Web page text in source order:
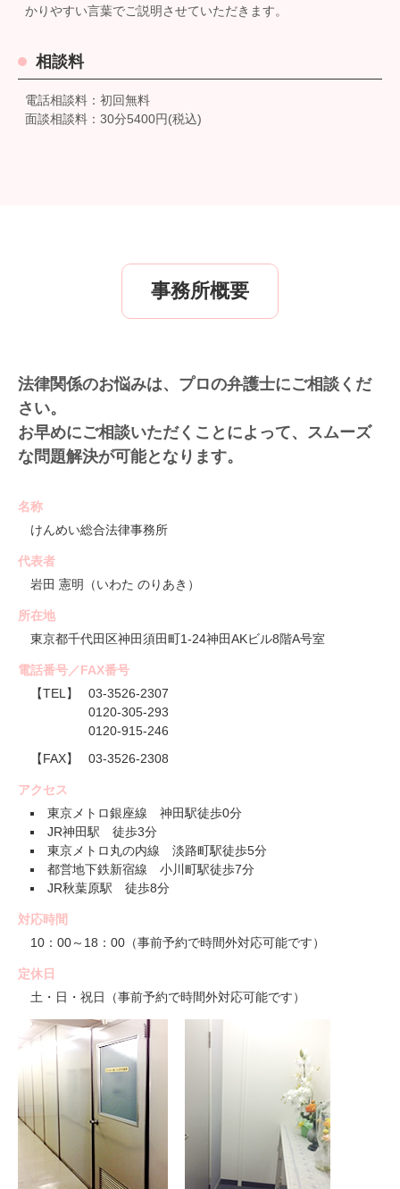
かりやすい言葉でご説明させていただきます。
相談料
電話相談料：初回無料
面談相談料：30分5400円(税込)
事務所概要
法律関係のお悩みは、プロの弁護士にご相談くだ
さい。
お早めにご相談いただくことによって、スムーズ
な問題解決が可能となります。
名称
けんめい総合法律事務所
代表者
岩田 憲明（いわた のりあき）
所在地
東京都千代田区神田須田町1-24神田AKビル8階A号室
電話番号／FAX番号
【TEL】
03-3526-2307
0120-305-293
0120-915-246
【FAX】
03-3526-2308
アクセス
東京メトロ銀座線 神田駅徒歩0分
JR神田駅 徒歩3分
東京メトロ丸の内線 淡路町駅徒歩5分
都営地下鉄新宿線 小川町駅徒歩7分
JR秋葉原駅 徒歩8分
対応時間
10：00～18：00（事前予約で時間外対応可能です）
定休日
土・日・祝日（事前予約で時間外対応可能です）